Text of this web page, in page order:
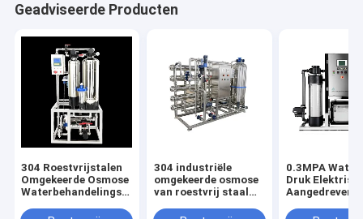
Geadviseerde Producten
304 Roestvrijstalen
Omgekeerde Osmose
Waterbehandelingsapparatuur
Filtratieprecisie en
304 industriële
omgekeerde osmose
van roestvrij staal
duurzame
0.3MPA
Druk
Aangedreven